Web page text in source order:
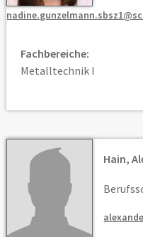
Fachbereiche:
Metalltechnik I
Hain,